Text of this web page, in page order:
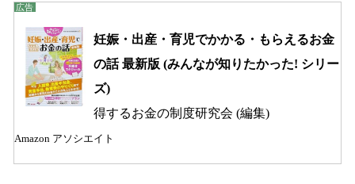
妊娠・出産・育児でかかる・もらえるお金
の話 最新版 (みんなが知りたかった! シリー
ズ)
得するお金の制度研究会 (編集)
Amazon アソシエイト